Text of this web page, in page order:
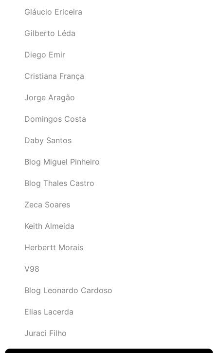
Gláucio Ericeira
Gilberto Léda
Diego Emir
Cristiana França
Jorge Aragão
Domingos Costa
Daby Santos
Blog Miguel Pinheiro
Blog Thales Castro
Zeca Soares
Keith Almeida
Herbertt Morais
V98
Blog Leonardo Cardoso
Elias Lacerda
Juraci Filho